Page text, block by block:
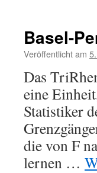
Basel-
Veröffentlicht am
Das
eine
Statistiker
die von F
lernen …